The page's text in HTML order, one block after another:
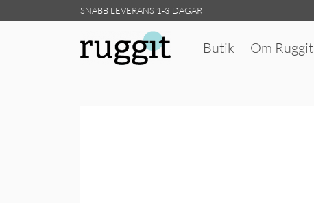
SNABB LEVERANS 1-3 DAGAR
Butik Om Ruggit